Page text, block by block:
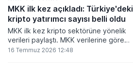
MKK ilk kez açıkladı: Türkiye'deki
kripto yatırımcı sayısı belli oldu
MKK ilk kez kripto sektörüne yönelik
verileri paylaştı. MKK verilerine göre
platformlarda bugüne kadar 5,6 milyon
16 Temmuz 2026 12:48